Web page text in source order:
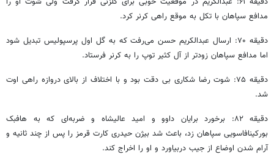
مدافع سپاهان با تکل به موقع راهی کرنر کرد.
دقیقه ۷۰: ارسال عبدالکریم حسن می‌رفت که به گل اول پرسپولیس تبدیل شود
اما مدافع سپاهان زودتر از آل کثیر توپ را به کرنر فرستاد.
دقیقه ۷۵: شوت رضا شکاری بی دقت بود و با اختلاف از بالای دروازه راهی اوت
شد.
دقیقه ۸۲: برخورد برایان داوو و امید عالیشاه و ضربه‌ای که به هافبک
بورکینافاسویی سپاهان زد، باعث شد بیژن حیدری کارت قرمز را پس از چند ثانیه و
آرام شدن اوضاع از جیب دربیاورد و او را اخراج کند.